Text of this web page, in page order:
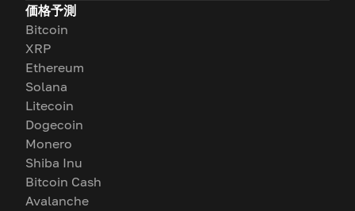
価格予測
Bitcoin
XRP
Ethereum
Solana
Litecoin
Dogecoin
Monero
Shiba Inu
Bitcoin Cash
Avalanche